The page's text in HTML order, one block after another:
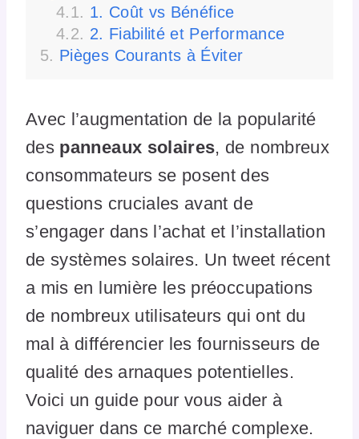
1. Coût vs Bénéfice
2. Fiabilité et Performance
Pièges Courants à Éviter
Avec l’augmentation de la popularité
des panneaux solaires, de nombreux
consommateurs se posent des
questions cruciales avant de
s’engager dans l’achat et l’installation
de systèmes solaires. Un tweet récent
a mis en lumière les préoccupations
de nombreux utilisateurs qui ont du
mal à différencier les fournisseurs de
qualité des arnaques potentielles.
Voici un guide pour vous aider à
naviguer dans ce marché complexe.